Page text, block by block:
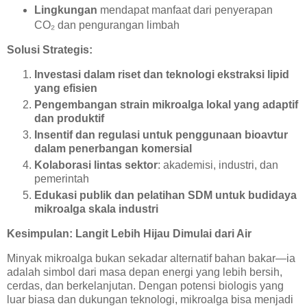
Lingkungan mendapat manfaat dari penyerapan
CO₂ dan pengurangan limbah
Solusi Strategis:
Investasi dalam riset dan teknologi ekstraksi lipid
yang efisien
Pengembangan strain mikroalga lokal yang adaptif
dan produktif
Insentif dan regulasi untuk penggunaan bioavtur
dalam penerbangan komersial
Kolaborasi lintas sektor: akademisi, industri, dan
pemerintah
Edukasi publik dan pelatihan SDM untuk budidaya
mikroalga skala industri
Kesimpulan: Langit Lebih Hijau Dimulai dari Air
Minyak mikroalga bukan sekadar alternatif bahan bakar—ia
adalah simbol dari masa depan energi yang lebih bersih,
cerdas, dan berkelanjutan. Dengan potensi biologis yang
luar biasa dan dukungan teknologi, mikroalga bisa menjadi